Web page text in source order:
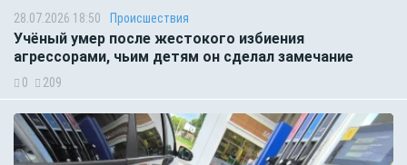
28.07.2026 18:50 Происшествия
Учёный умер после жестокого избиения
агрессорами, чьим детям он сделал замечание
0 209